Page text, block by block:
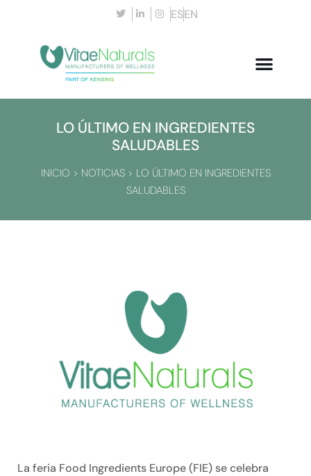
ESEN
LO ÚLTIMO EN INGREDIENTES
SALUDABLES
INICIO > NOTICIAS> LO ÚLTIMO EN INGREDIENTES
SALUDABLES
La feria Food Ingredients Europe (FIE) se celebra